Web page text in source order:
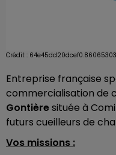
Crédit :
Entreprise française
commercialisation de
Gontièresituée à
futurs cueilleurs de
Vos missions :